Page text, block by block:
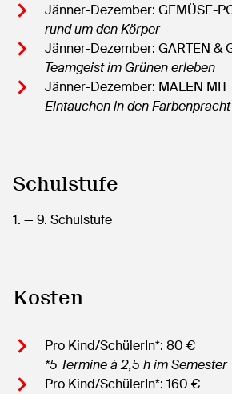
Jänner-Dezember: GEMÜSE-
rund um den Körper
Jänner-Dezember: GARTEN &
Teamgeist im Grünen erleben
Jänner-Dezember: MALEN MIT
Eintauchen in den
Schulstufe
1. — 9. Schulstufe
Kosten
Pro Kind/SchülerIn*: 80 €
*5 Termine à 2,5 h im Semester
Pro Kind/SchülerIn*: 160 €